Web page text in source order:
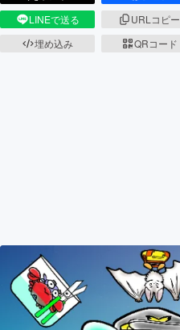
LINEで送る
URLコピー
埋め込み
QRコード